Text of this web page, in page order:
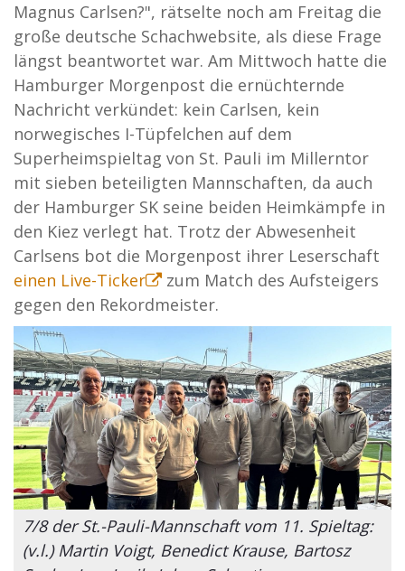
Magnus Carlsen?", rätselte noch am Freitag die
große deutsche Schachwebsite, als diese Frage
längst beantwortet war. Am Mittwoch hatte die
Hamburger Morgenpost die ernüchternde
Nachricht verkündet: kein Carlsen, kein
norwegisches I-Tüpfelchen auf dem
Superheimspieltag von St. Pauli im Millerntor
mit sieben beteiligten Mannschaften, da auch
der Hamburger SK seine beiden Heimkämpfe in
den Kiez verlegt hat. Trotz der Abwesenheit
Carlsens bot die Morgenpost ihrer Leserschaft
einen Live-Ticker
zum Match des Aufsteigers
gegen den Rekordmeister.
7/8 der St.-Pauli-Mannschaft vom 11. Spieltag:
(v.l.) Martin Voigt, Benedict Krause, Bartosz